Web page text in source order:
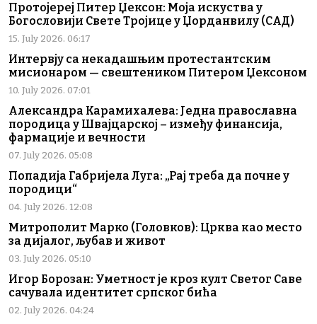
Протојереј Питер Џексон: Моја искуства у
Богословији Свете Тројице у Џорданвилу (САД)
15. July 2026. 06:17
Интервју са некадашњим протестантским
мисионаром — свештеником Питером Џексоном
10. July 2026. 07:01
Александра Карамихалева: Једна православна
породица у Швајцарској – између финансија,
фармације и вечности
07. July 2026. 05:08
Попадија Габријела Луга: „Рај треба да почне у
породици“
04. July 2026. 12:08
Митрополит Марко (Головков): Црква као место
за дијалог, љубав и живот
03. July 2026. 05:10
Игор Борозан: Уметност је кроз култ Светог Саве
сачувала идентитет српског бића
02. July 2026. 04:24